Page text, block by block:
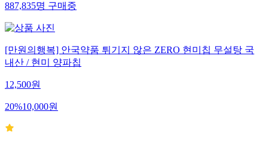
887,835명 구매중
[만원의행복] 안국약품 튀기지 않은 ZERO 현미칩 무설탕 국
내산 / 현미 양파칩
12,500원
20%10,000원